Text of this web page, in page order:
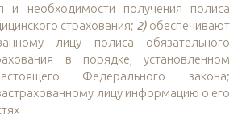
и необходимости получения полиса
страхования; 2) обеспечивают
лицу полиса обязательного
в порядке, установленном
Федерального закона;
лицу информацию о его